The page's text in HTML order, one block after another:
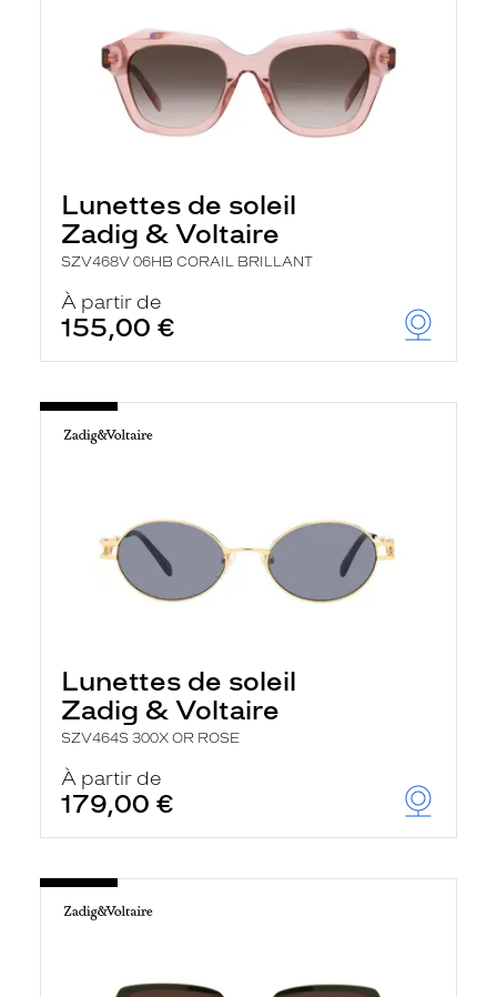
Lunettes de soleil
Zadig & Voltaire
SZV468V 06HB CORAIL BRILLANT
À partir de
155,00 €
Lunettes de soleil
Zadig & Voltaire
SZV464S 300X OR ROSE
À partir de
179,00 €